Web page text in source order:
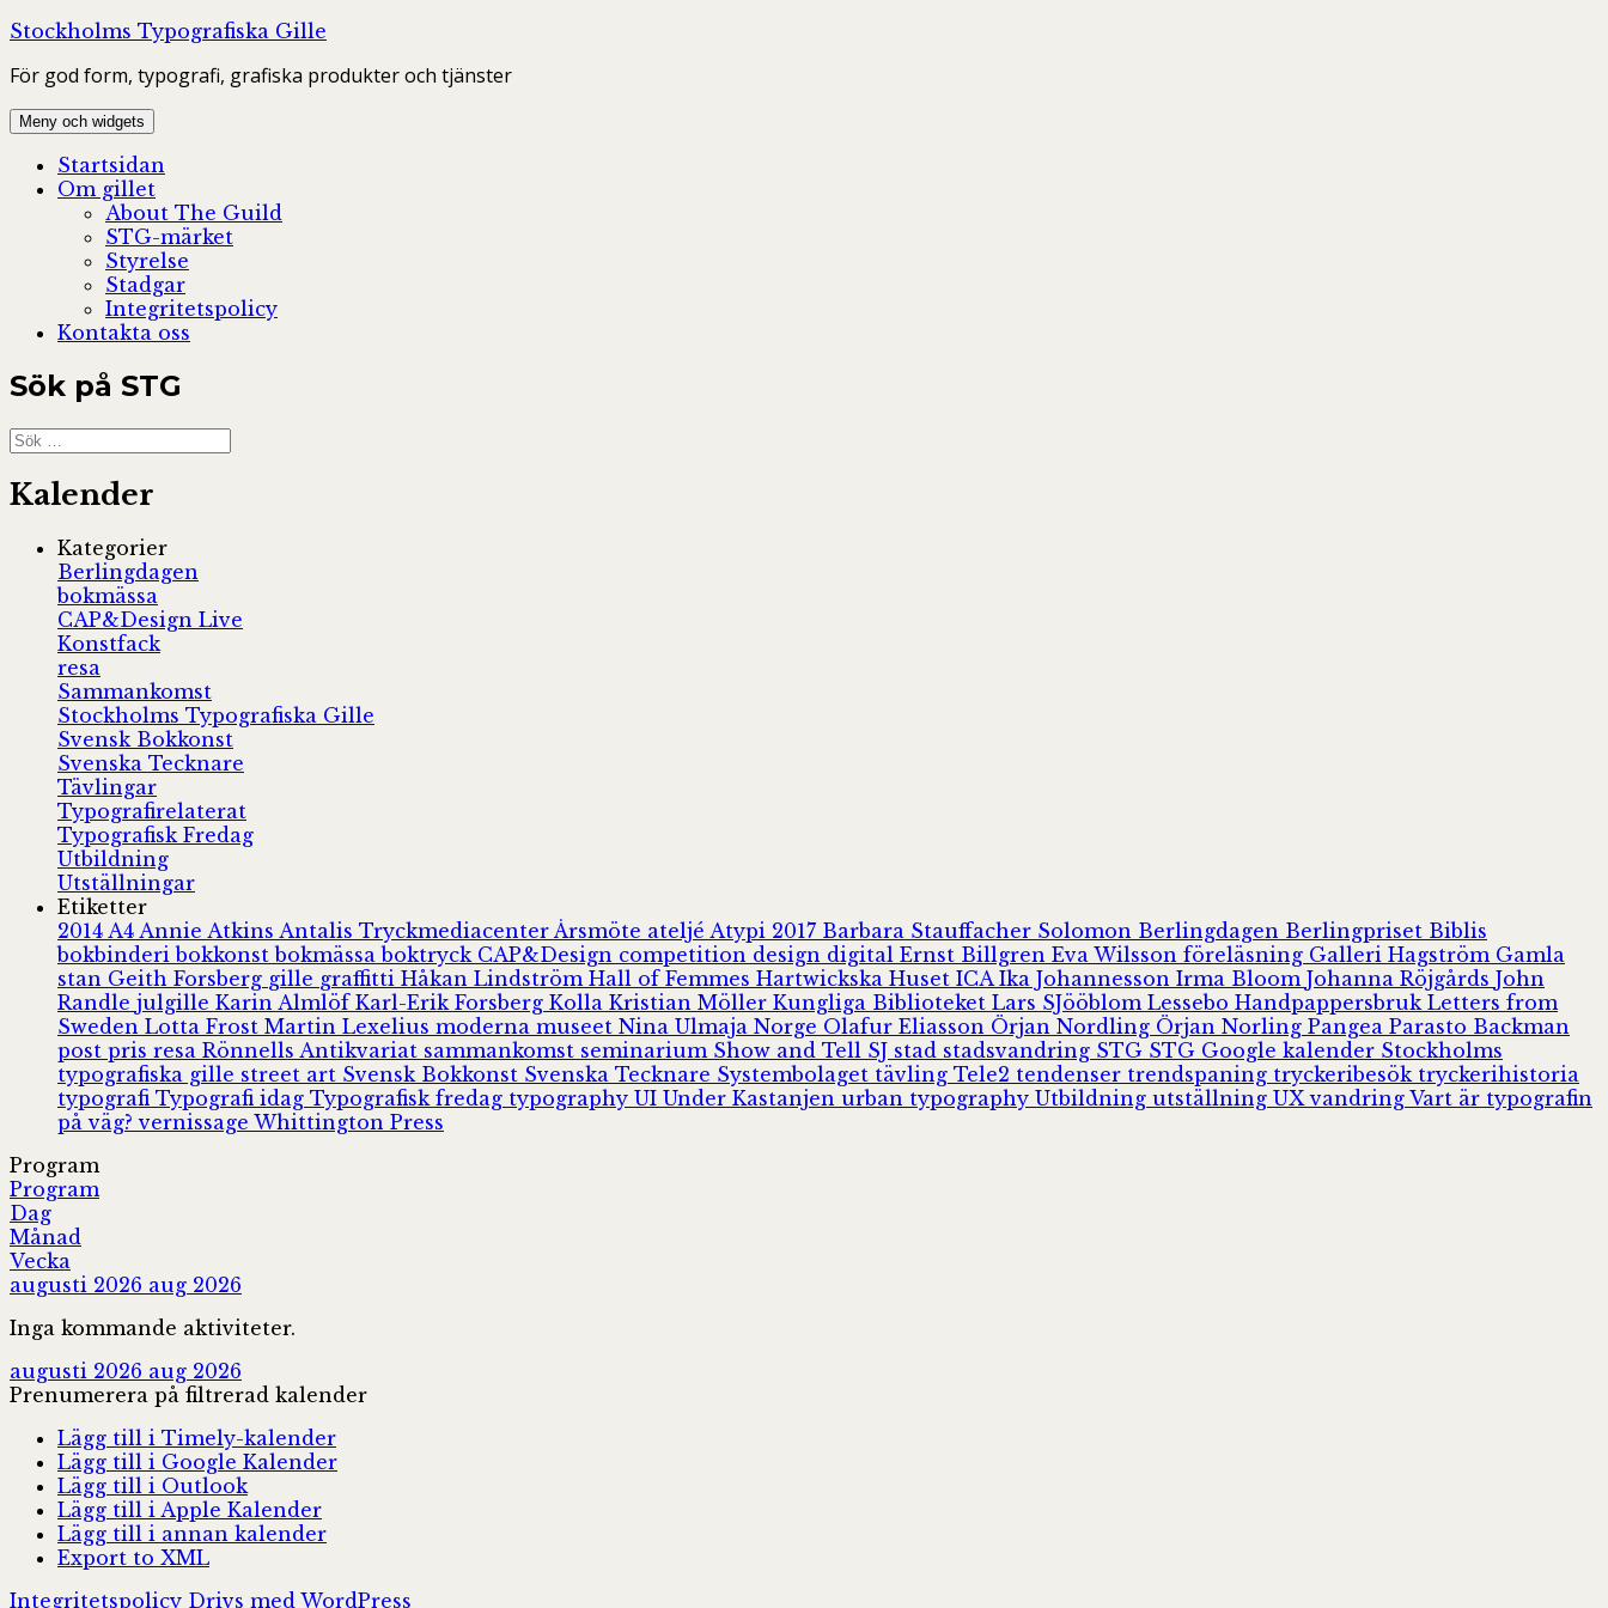
Hoppa
innehåll
Stockholms Typografiska Gille
För god form, typografi, grafiska produkter och tjänster
Meny och widgets
Startsidan
Om gillet
About The Guild
STG-märket
Styrelse
Stadgar
Integritetspolicy
Kontakta oss
Sök på STG
Sök
efter:
Kalender
Kategorier
Berlingdagen
bokmässa
CAP&Design Live
Konstfack
resa
Sammankomst
Stockholms Typografiska Gille
Svensk Bokkonst
Svenska Tecknare
Tävlingar
Typografirelaterat
Typografisk Fredag
Utbildning
Utställningar
Etiketter
2014 A4 Annie Atkins Antalis Tryckmediacenter Årsmöte ateljé Atypi 2017 Barbara Stauffacher Solomon Berlingdagen Berlingpriset Biblis
bokbinderibokkonstbokmässaboktryck CAP&Design competition design digital Ernst Billgren Eva Wilsson föreläsning Galleri Hagström Gamla
stan Geith Forsberg gille graffitti Håkan Lindström Hall of Femmes Hartwickska Huset ICA Ika Johannesson Irma Bloom Johanna Röjgårds John
Randle julgille Karin Almlöf Karl-Erik Forsberg Kolla Kristian Möller Kungliga Biblioteket Lars SJööblom Lessebo Handpappersbruk Letters from
Sweden Lotta Frost Martin Lexelius moderna museet Nina Ulmaja Norge Olafur Eliasson Örjan Nordling Örjan Norling Pangea Parasto Backman
post pris resa Rönnells Antikvariat sammankomst seminarium Show and Tell SJ stad stadsvandring STG STG Google kalender Stockholms
typografiska gille street art Svensk Bokkonst Svenska Tecknare Systembolaget tävling Tele2 tendenser trendspaning tryckeribesök tryckerihistoria
typografi Typografi idag Typografisk fredag typography UI Under Kastanjen urban typography Utbildning utställning UXvandring Vart är typografin
på väg?vernissage Whittington Press
Program
Program
Dag
Månad
Vecka
augusti 2026 aug 2026
Inga kommande aktiviteter.
augusti 2026 aug 2026
Prenumerera på filtrerad kalender
Lägg till i Timely-kalender
Lägg till i Google Kalender
Lägg till i Outlook
Lägg till i Apple Kalender
Lägg till i annan kalender
Export to XML
Integritetspolicy Drivs med WordPress